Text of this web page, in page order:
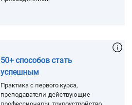
50+ способов стать
успешным
Практика с первого курса,
преподаватели-действующие